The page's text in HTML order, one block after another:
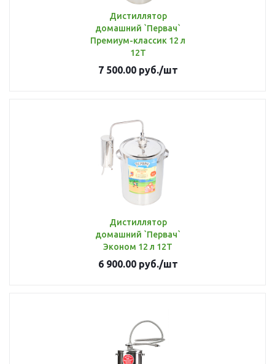
Дистиллятор
домашний `Первач`
Премиум-классик 12 л
12Т
7 500.00руб./шт
Дистиллятор
домашний `Первач`
Эконом 12 л 12Т
6 900.00руб./шт